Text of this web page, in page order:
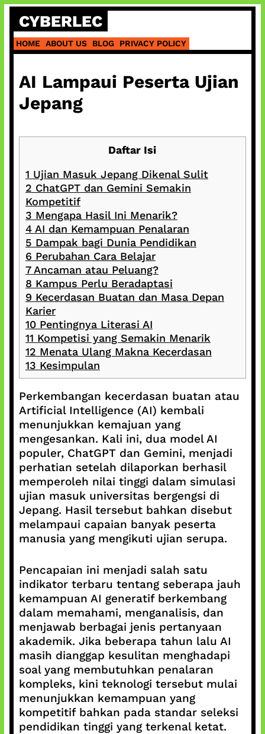
Skip
content
CYBERLEC
HOME ABOUT US BLOG PRIVACY POLICY
AI Lampaui Peserta Ujian
Jepang
Daftar Isi
1 Ujian Masuk Jepang Dikenal Sulit
2 ChatGPT dan Gemini Semakin
Kompetitif
3 Mengapa Hasil Ini Menarik?
4AI dan Kemampuan Penalaran
5 Dampak bagi Dunia Pendidikan
6 Perubahan Cara Belajar
7Ancaman atau Peluang?
8 Kampus Perlu Beradaptasi
9 Kecerdasan Buatan dan Masa Depan
Karier
10Pentingnya Literasi AI
11 Kompetisi yang Semakin Menarik
12 Menata Ulang Makna Kecerdasan
13 Kesimpulan
Perkembangan kecerdasan buatan atau
Artificial Intelligence (AI) kembali
menunjukkan kemajuan yang
mengesankan. Kali ini, dua model AI
populer, ChatGPT dan Gemini, menjadi
perhatian setelah dilaporkan berhasil
memperoleh nilai tinggi dalam simulasi
ujian masuk universitas bergengsi di
Jepang. Hasil tersebut bahkan disebut
melampaui capaian banyak peserta
manusia yang mengikuti ujian serupa.
Pencapaian ini menjadi salah satu
indikator terbaru tentang seberapa jauh
kemampuan AI generatif berkembang
dalam memahami, menganalisis, dan
menjawab berbagai jenis pertanyaan
akademik. Jika beberapa tahun lalu AI
masih dianggap kesulitan menghadapi
soal yang membutuhkan penalaran
kompleks, kini teknologi tersebut mulai
menunjukkan kemampuan yang
kompetitif bahkan pada standar seleksi
pendidikan tinggi yang terkenal ketat.